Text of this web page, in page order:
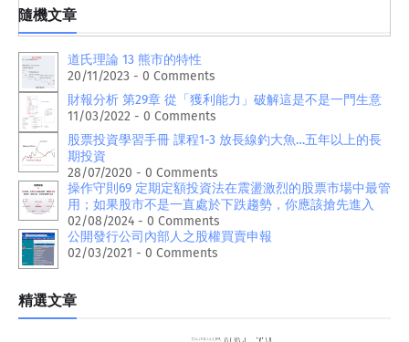
隨機文章
道氏理論 13 熊市的特性
20/11/2023 - 0 Comments
財報分析 第29章 從「獲利能力」破解這是不是一門生意
11/03/2022 - 0 Comments
股票投資學習手冊 課程1-3 放長線釣大魚…五年以上的長
期投資
28/07/2020 - 0 Comments
操作守則69 定期定額投資法在震盪激烈的股票市場中最管
用；如果股市不是一直處於下跌趨勢，你應該搶先進入
02/08/2024 - 0 Comments
公開發行公司內部人之股權買賣申報
02/03/2021 - 0 Comments
精選文章